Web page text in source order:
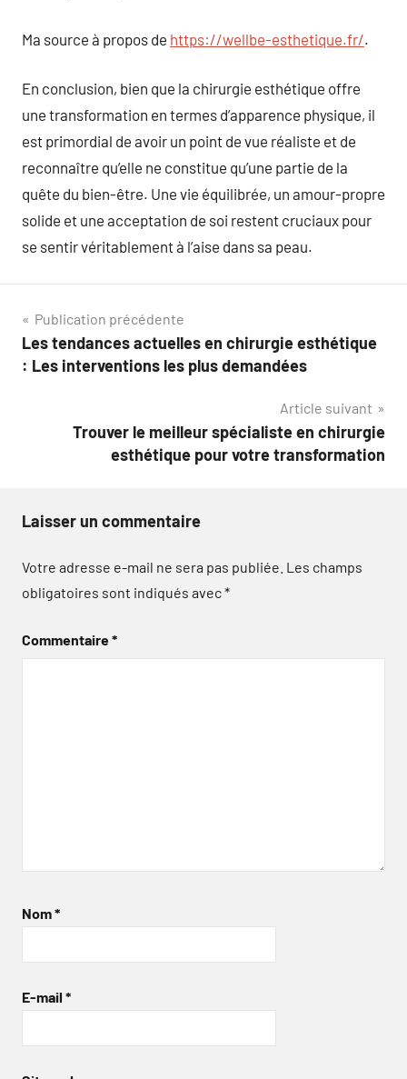
Ma source à propos de https://wellbe-esthetique.fr/.
En conclusion, bien que la chirurgie esthétique offre
une transformation en termes d’apparence physique, il
est primordial de avoir un point de vue réaliste et de
reconnaître qu’elle ne constitue qu’une partie de la
quête du bien-être. Une vie équilibrée, un amour-propre
solide et une acceptation de soi restent cruciaux pour
se sentir véritablement à l’aise dans sa peau.
Navigation
de
Publication précédente
Les tendances actuelles en chirurgie esthétique
: Les interventions les plus demandées
Article suivant
Trouver le meilleur spécialiste en chirurgie
esthétique pour votre transformation
Laisser un commentaire
Votre adresse e-mail ne sera pas publiée. Les champs
obligatoires sont indiqués avec*
Commentaire*
Nom*
E-mail *